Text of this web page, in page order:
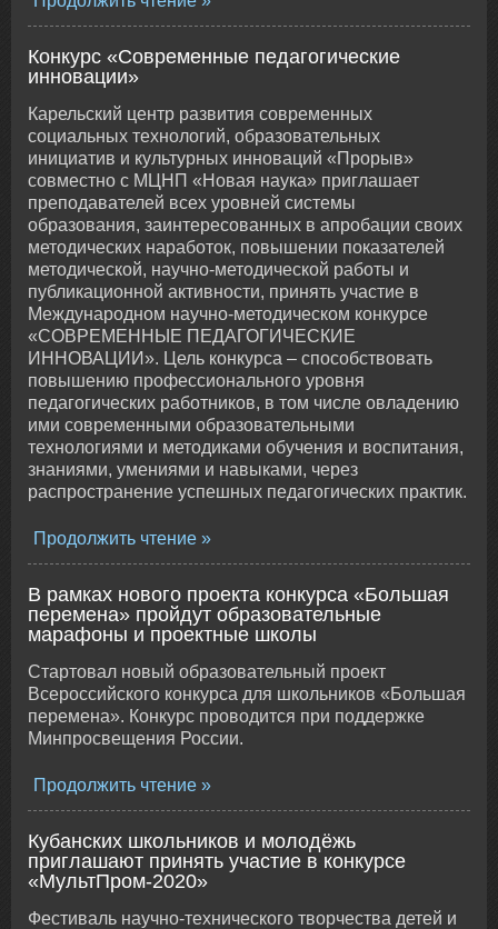
Конкурс «Современные педагогические
инновации»
Карельский центр развития современных
социальных технологий, образовательных
инициатив и культурных инноваций «Прорыв»
совместно с МЦНП «Новая наука» приглашает
преподавателей всех уровней системы
образования, заинтересованных в апробации своих
методических наработок, повышении показателей
методической, научно-методической работы и
публикационной активности, принять участие в
Международном научно-методическом конкурсе
«СОВРЕМЕННЫЕ ПЕДАГОГИЧЕСКИЕ
ИННОВАЦИИ». Цель конкурса – способствовать
повышению профессионального уровня
педагогических работников, в том числе овладению
ими современными образовательными
технологиями и методиками обучения и воспитания,
знаниями, умениями и навыками, через
распространение успешных педагогических практик.
Продолжить чтение
В рамках нового проекта конкурса «Большая
перемена» пройдут образовательные
марафоны и проектные школы
Стартовал новый образовательный проект
Всероссийского конкурса для школьников «Большая
перемена». Конкурс проводится при поддержке
Минпросвещения России.
Продолжить чтение
Кубанских школьников и молодёжь
приглашают принять участие в конкурсе
«МультПром-2020»
Фестиваль научно-технического творчества детей и